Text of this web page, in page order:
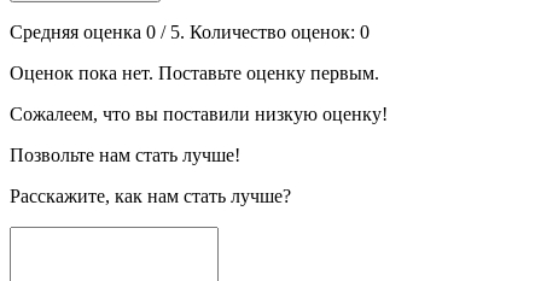
Средняя оценка 0 / 5. Количество оценок: 0
Оценок пока нет. Поставьте оценку первым.
Сожалеем, что вы поставили низкую оценку!
Позвольте нам стать лучше!
Расскажите, как нам стать лучше?